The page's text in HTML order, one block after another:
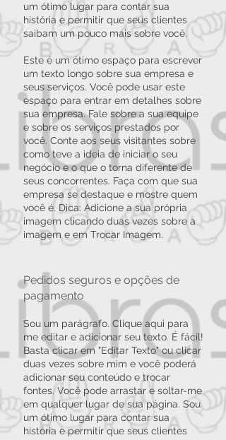
um ótimo lugar para contar sua
história e permitir que seus clientes
saibam um pouco mais sobre você.
Este é um ótimo espaço para escrever
um texto longo sobre sua empresa e
seus serviços. Você pode usar este
espaço para entrar em detalhes sobre
sua empresa. Fale sobre a sua equipe
e sobre os serviços prestados por
você. Conte aos seus visitantes sobre
como teve a ideia de iniciar o seu
negócio e o que o torna diferente de
seus concorrentes. Faça com que sua
empresa se destaque e mostre quem
você é. Dica: Adicione a sua própria
imagem clicando duas vezes sobre a
imagem e em Trocar Imagem.
Pedidos seguros e opções de
pagamento
Sou um parágrafo. Clique aqui para
me editar e adicionar seu texto. É fácil!
Basta clicar em "Editar Texto" ou clicar
duas vezes sobre mim e você poderá
adicionar seu conteúdo e trocar
fontes. Você pode arrastar e soltar-me
em qualquer lugar de sua página. Sou
um ótimo lugar para contar sua
história e permitir que seus clientes